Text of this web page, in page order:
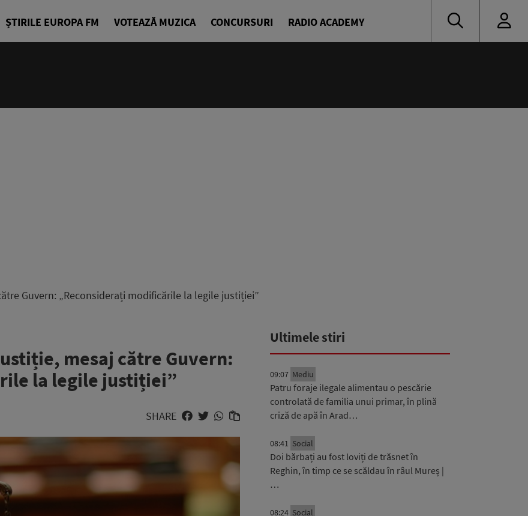
ȘTIRILE EUROPA FM VOTEAZĂ MUZICA CONCURSURI RADIO ACADEMY
Guvern: „Reconsiderați modificările la legile justiției”
mesaj către Guvern:
la legile justiției”
SHARE
Ultimele stiri
09:07 Mediu
Patru foraje ilegale alimentau o pescărie
controlată de familia unui primar, în plină
criză de apă în Arad…
08:41 Social
Doi bărbați au fost loviți de trăsnet în
Reghin, în timp ce se scăldau în râul Mureș |
…
08:24 Social